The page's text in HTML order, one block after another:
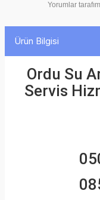
Yorumlar
Ürün Bilgisi
Ordu Su
Servis